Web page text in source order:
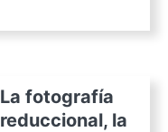
La fotografía
reduccional, la